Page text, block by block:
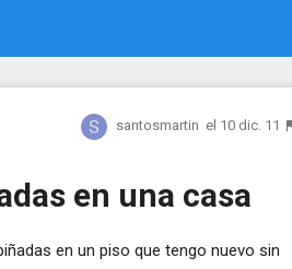
santosmartin el 10 dic. 11
en una casa
en un piso que tengo nuevo sin